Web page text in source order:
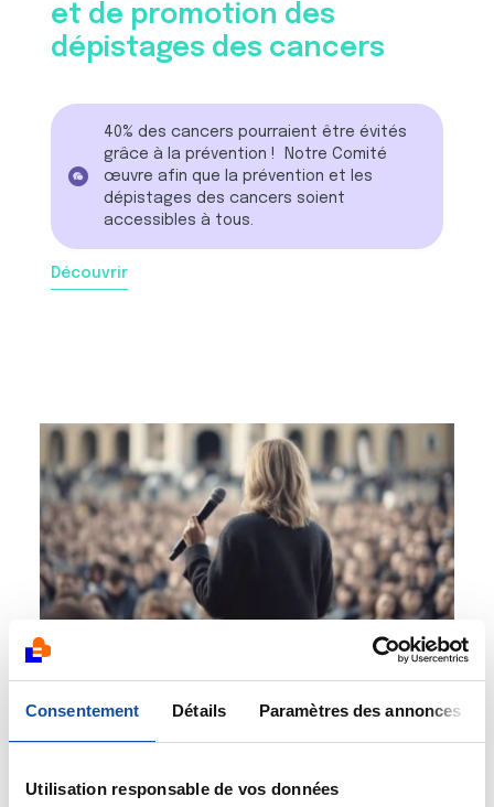
Consentement Détails Paramètres des annonces
Utilisation responsable de vos données
et de promotion des
dépistages des cancers
40% des cancers pourraient être évités
grâce à la prévention ! Notre Comité
œuvre afin que la prévention et les
dépistages des cancers soient
accessibles à tous.
Découvrir
Participer à la démocratie
en santé